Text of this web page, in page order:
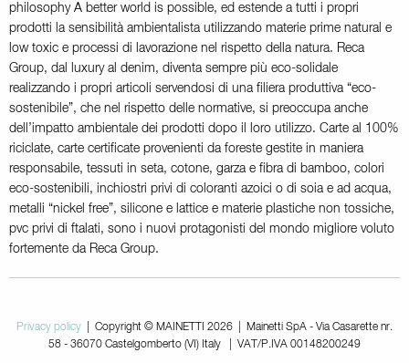
philosophy A better world is possible, ed estende a tutti i propri
prodotti la sensibilità ambientalista utilizzando materie prime natural e
low toxic e processi di lavorazione nel rispetto della natura. Reca
Group, dal luxury al denim, diventa sempre più eco-solidale
realizzando i propri articoli servendosi di una filiera produttiva “eco-
sostenibile”, che nel rispetto delle normative, si preoccupa anche
dell’impatto ambientale dei prodotti dopo il loro utilizzo. Carte al 100%
riciclate, carte certificate provenienti da foreste gestite in maniera
responsabile, tessuti in seta, cotone, garza e fibra di bamboo, colori
eco-sostenibili, inchiostri privi di coloranti azoici o di soia e ad acqua,
metalli “nickel free”, silicone e lattice e materie plastiche non tossiche,
pvc privi di ftalati, sono i nuovi protagonisti del mondo migliore voluto
fortemente da Reca Group.
Privacy policy | Copyright © MAINETTI 2026 | Mainetti SpA - Via Casarette nr.
58 - 36070 Castelgomberto (VI) Italy | VAT/P.IVA 00148200249